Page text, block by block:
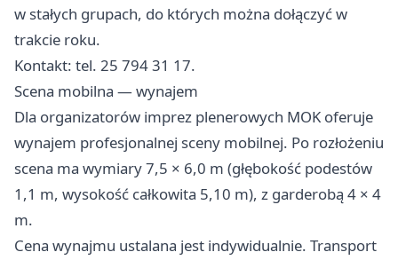
w stałych grupach, do których można dołączyć w
trakcie roku.
Kontakt: tel. 25 794 31 17.
Scena mobilna — wynajem
Dla organizatorów imprez plenerowych MOK oferuje
wynajem profesjonalnej sceny mobilnej. Po rozłożeniu
scena ma wymiary 7,5 × 6,0 m (głębokość podestów
1,1 m, wysokość całkowita 5,10 m), z garderobą 4 × 4
m.
Cena wynajmu ustalana jest indywidualnie. Transport